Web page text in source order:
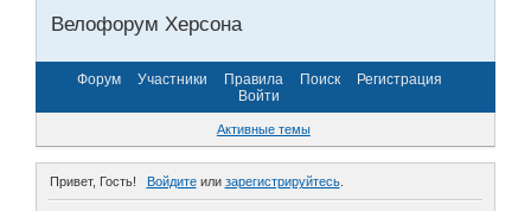
Велофорум Херсона
Форум Участники Правила Поиск
Регистрация
Войти
Активные темы
Привет, Гость! Войдитеили зарегистрируйтесь.